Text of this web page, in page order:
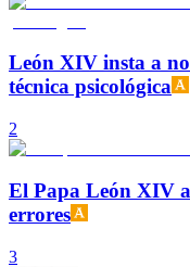
León XIV insta a
técnica psicológica
2
El Papa León XIV
errores
3